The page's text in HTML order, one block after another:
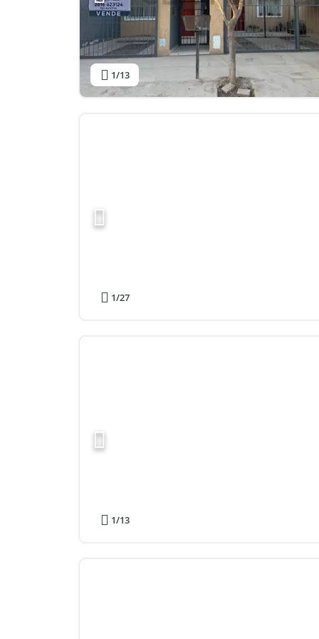
1/13
1/27
1/13